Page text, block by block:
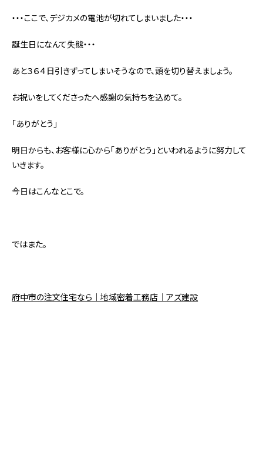
・・・ここで、デジカメの電池が切れてしまいました・・・
誕生日になんて失態・・・
あと３６４日引きずってしまいそうなので、頭を切り替えましょう。
お祝いをしてくださったへ感謝の気持ちを込めて。
「ありがとう」
明日からも、お客様に心から「ありがとう」といわれるように努力して
いきます。
今日はこんなとこで。
ではまた。
府中市の注文住宅なら｜地域密着工務店｜アズ建設